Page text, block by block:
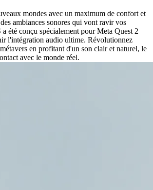
mondes avec un maximum de confort et
ambiances sonores qui vont ravir vos
été conçu spécialement pour Meta Quest 2
l'intégration audio ultime. Révolutionnez
en profitant d'un son clair et naturel, le
avec le monde réel.